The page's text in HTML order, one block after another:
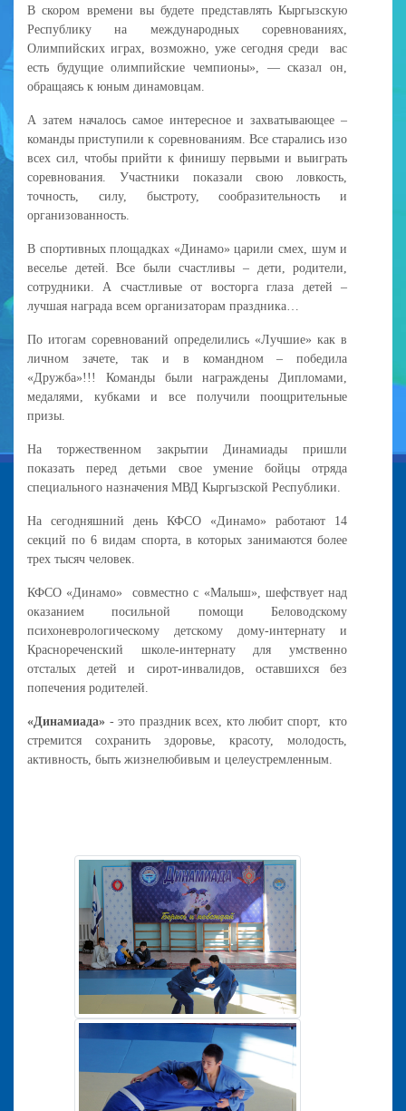
В скором времени вы будете представлять Кыргызскую
Республику на международных соревнованиях,
Олимпийских играх, возможно, уже сегодня среди вас
есть будущие олимпийские чемпионы», — сказал он,
обращаясь к юным динамовцам.
А затем началось самое интересное и захватывающее –
команды приступили к соревнованиям. Все старались изо
всех сил, чтобы прийти к финишу первыми и выиграть
соревнования. Участники показали свою ловкость,
точность, силу, быстроту, сообразительность и
организованность.
В спортивных площадках «Динамо» царили смех, шум и
веселье детей. Все были счастливы – дети, родители,
сотрудники. А счастливые от восторга глаза детей –
лучшая награда всем организаторам праздника…
По итогам соревнований определились «Лучшие» как в
личном зачете, так и в командном – победила
«Дружба»!!! Команды были награждены Дипломами,
медалями, кубками и все получили поощрительные
призы.
На торжественном закрытии Динамиады пришли
показать перед детьми свое умение бойцы отряда
специального назначения МВД Кыргызской Республики.
На сегодняшний день КФСО «Динамо» работают 14
секций по 6 видам спорта, в которых занимаются более
трех тысяч человек.
КФСО «Динамо» совместно с «Малыш», шефствует над
оказанием посильной помощи Беловодскому
психоневрологическому детскому дому-интернату и
Краснореченский школе-интернату для умственно
отсталых детей и сирот-инвалидов, оставшихся без
попечения родителей.
«Динамиада» - это праздник всех, кто любит спорт, кто
стремится сохранить здоровье, красоту, молодость,
активность, быть жизнелюбивым и целеустремленным.